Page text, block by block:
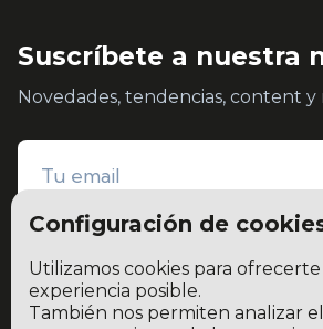
Suscríbete a nuestra
Novedades, tendencias, content y
Configuración de
Utilizamos cookies para
experiencia posible.
También nos permiten analizar el